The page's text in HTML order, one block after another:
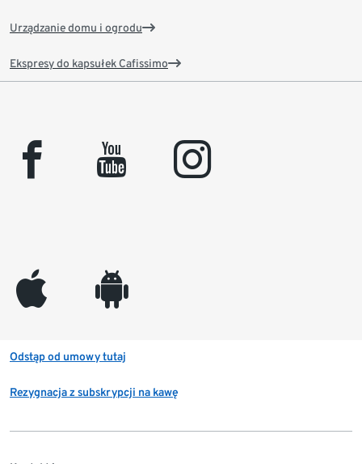
Urządzanie domu i ogrodu
Ekspresy do kapsułek Cafissimo
facebook youtube instagram
appleinc android
Odstąp od umowy tutaj
Rezygnacja z subskrypcji na kawę